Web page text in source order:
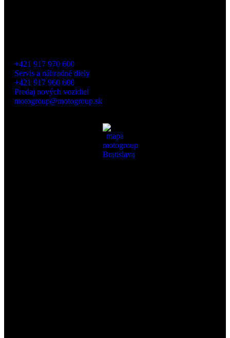
+421 917 970 600
Servis a náhradné diely
+421 917 960 600
Predaj nových vozidiel
motogroup@motogroup.sk